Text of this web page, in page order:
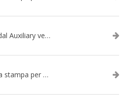
LANGUAGE FOCUS | Modal Auxiliary verbs in the past
SPEAK TIPS | La rassegna stampa per migliorare l’inglese - marzo 2026